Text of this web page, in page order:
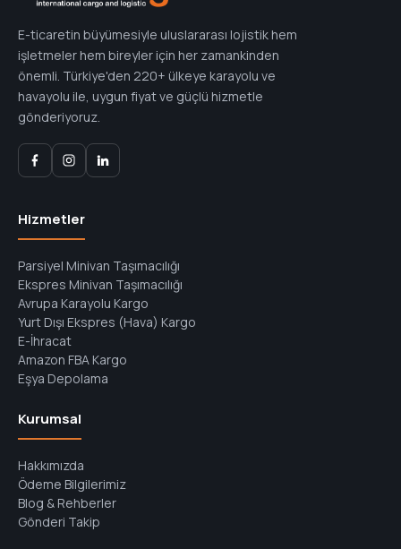
E-ticaretin büyümesiyle uluslararası lojistik hem
işletmeler hem bireyler için her zamankinden
önemli. Türkiye'den 220+ ülkeye karayolu ve
havayolu ile, uygun fiyat ve güçlü hizmetle
gönderiyoruz.
Hizmetler
Parsiyel Minivan Taşımacılığı
Ekspres Minivan Taşımacılığı
Avrupa Karayolu Kargo
Yurt Dışı Ekspres (Hava) Kargo
E-İhracat
Amazon FBA Kargo
Eşya Depolama
Kurumsal
Hakkımızda
Ödeme Bilgilerimiz
Blog & Rehberler
Gönderi Takip